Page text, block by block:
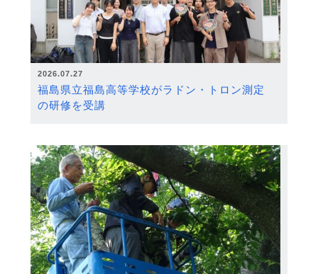
2026.07.27
福島県立福島高等学校がラドン・トロン測定
の研修を受講